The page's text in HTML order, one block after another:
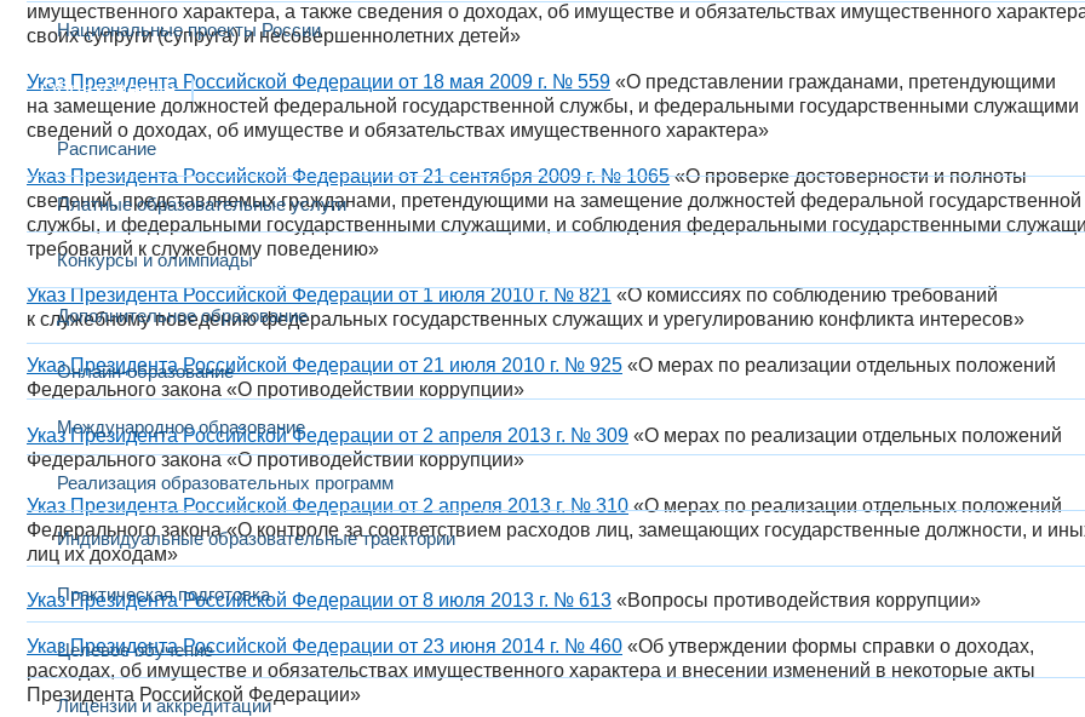
Национальные проекты России
Образование
Расписание
Платные образовательные услуги
Конкурсы и олимпиады
Дополнительное образование
Онлайн-образование
Международное образование
Реализация образовательных программ
Индивидуальные образовательные траектории
Практическая подготовка
Целевое обучение
Лицензии и аккредитации
имущественного характера, а также сведения о доходах, об имуществе и обязательствах имущественного
своих супруги (супруга) и несовершеннолетних детей»
Указ Президента Российской Федерации от 18 мая 2009 г. № 559 «О представлении гражданами, претендующими
на замещение должностей федеральной государственной службы, и федеральными государственными служащими
сведений о доходах, об имуществе и обязательствах имущественного характера»
Указ Президента Российской Федерации от 21 сентября 2009 г. № 1065«О проверке достоверности и полноты
сведений, представляемых гражданами, претендующими на замещение должностей федеральной государственной
службы, и федеральными государственными служащими, и соблюдения федеральными государственными
требований к служебному поведению»
Указ Президента Российской Федерации от 1 июля 2010 г. № 821«О комиссиях по соблюдению требований
к служебному поведению федеральных государственных служащих и урегулированию конфликта интересов»
Указ Президента Российской Федерации от 21 июля 2010 г. № 925 «О мерах по реализации отдельных положений
Федерального закона «О противодействии коррупции»
Указ Президента Российской Федерации от 2 апреля 2013 г. № 309 «О мерах по реализации отдельных положений
Федерального закона «О противодействии коррупции»
Указ Президента Российской Федерации от 2 апреля 2013 г. № 310«О мерах по реализации отдельных положений
Федерального закона «О контроле за соответствием расходов лиц, замещающих государственные должности, и
лиц их доходам»
Указ Президента Российской Федерации от 8 июля 2013 г. № 613 «Вопросы противодействия коррупции»
Указ Президента Российской Федерации от 23 июня 2014 г. № 460 «Об утверждении формы справки о доходах,
расходах, об имуществе и обязательствах имущественного характера и внесении изменений в некоторые акты
Президента Российской Федерации»